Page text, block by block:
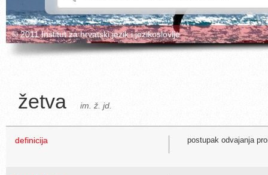
© 2011 Institut za hrvatski jezik i jezikoslovlje
žetva im. ž. jd.
definicija postupak odvajanja